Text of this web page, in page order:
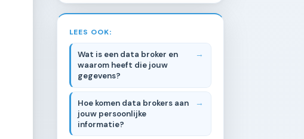
LEES OOK:
Wat is een data broker en
waarom heeft die jouw
gegevens?
Hoe komen data brokers aan
jouw persoonlijke
informatie?